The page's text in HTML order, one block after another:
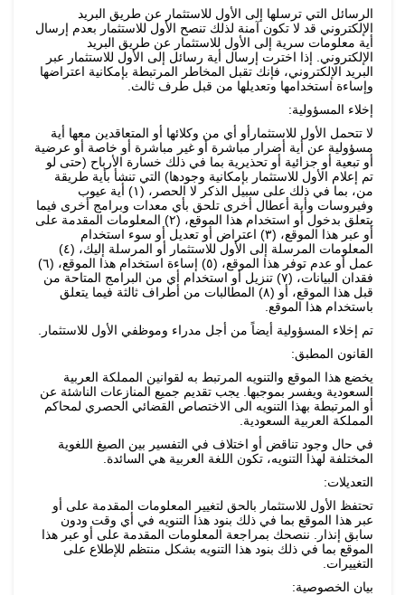
الرسائل التي ترسلها إلى الأول للاستثمار عن طريق البريد
الإلكتروني قد لا تكون آمنة لذلك تنصح الأول للاستثمار بعدم إرسال
أية معلومات سرية إلى الأول للاستثمار عن طريق البريد
الإلكتروني. إذا اخترت إرسال أية رسائل إلى الأول للاستثمار عبر
البريد الإلكتروني، فإنك تقبل المخاطر المرتبطة بإمكانية اعتراضها
وإساءة استخدامها وتعديلها من قبل طرف ثالث.
إخلاء المسؤولية:
لا تتحمل الأول للاستثمارأو أي من وكلائها أو المتعاقدين معها أية
مسؤولية عن أية أضرار مباشرة أو غير مباشرة أو خاصة أو عرضية
أو تبعية أو جزائية أو تحذيرية بما في ذلك خسارة الأرباح (حتى لو
تم إعلام الأول للاستثمار بإمكانية وجودها) التي تنشأ بأية طريقة
من، بما في ذلك على سبيل الذكر لا الحصر، (١) أية عيوب
وفيروسات وأية أعطال أخرى تلحق بأي معدات وبرامج أخرى فيما
يتعلق بدخول أو استخدام هذا الموقع، (٢) المعلومات المقدمة على
أو عبر هذا الموقع، (٣) اعتراض أو تعديل أو سوء استخدام
المعلومات المرسلة إلى الأول للاستثمار أو المرسلة إليك، (٤)
عمل أو عدم توفر هذا الموقع، (٥) إساءة استخدام هذا الموقع، (٦)
فقدان البيانات، (٧) تنزيل أو استخدام أي من البرامج المتاحة من
قبل هذا الموقع، أو (٨) المطالبات من أطراف ثالثة فيما يتعلق
باستخدام هذا الموقع.
تم إخلاء المسؤولية أيضاً من أجل مدراء وموظفي الأول للاستثمار.
القانون المطبق:
يخضع هذا الموقع والتنويه المرتبط به لقوانين المملكة العربية
السعودية ويفسر بموجبها. يجب تقديم جميع المنازعات الناشئة عن
أو المرتبطة بهذا التنويه الى الاختصاص القضائي الحصري لمحاكم
المملكة العربية السعودية.
في حال وجود تناقض أو اختلاف في التفسير بين الصيغ اللغوية
المختلفة لهذا التنويه، تكون اللغة العربية هي السائدة.
التعديلات:
تحتفظ الأول للاستثمار بالحق لتغيير المعلومات المقدمة على أو
عبر هذا الموقع بما في ذلك بنود هذا التنويه في أي وقت ودون
سابق إنذار. ننصحك بمراجعة المعلومات المقدمة على أو عبر هذا
الموقع بما في ذلك بنود هذا التنويه بشكل منتظم للإطلاع على
التغييرات.
بيان الخصوصية: